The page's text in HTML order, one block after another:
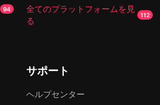
94
全てのプラットフォームを見
る
112
サポート
ヘルプセンター